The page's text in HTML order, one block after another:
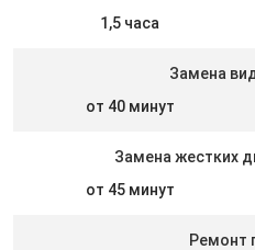
1,5 часа
Замена
от 40 минут
Замена жестких
от 45 минут
Ремонт